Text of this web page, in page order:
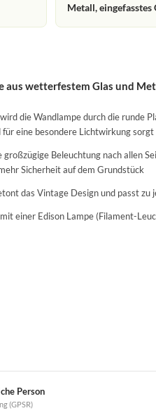
Metall, eingefasstes
wetterfestem Glas und
die Wandlampe durch die runde
eine besondere Lichtwirkung sorgt
Beleuchtung nach allen
Sicherheit auf dem Grundstück
das Vintage Design und passt zu
einer Edison Lampe (Filament-
Person
(GPSR)